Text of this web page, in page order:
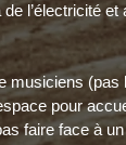
l’électricité
musiciens (pas
pour
faire face à